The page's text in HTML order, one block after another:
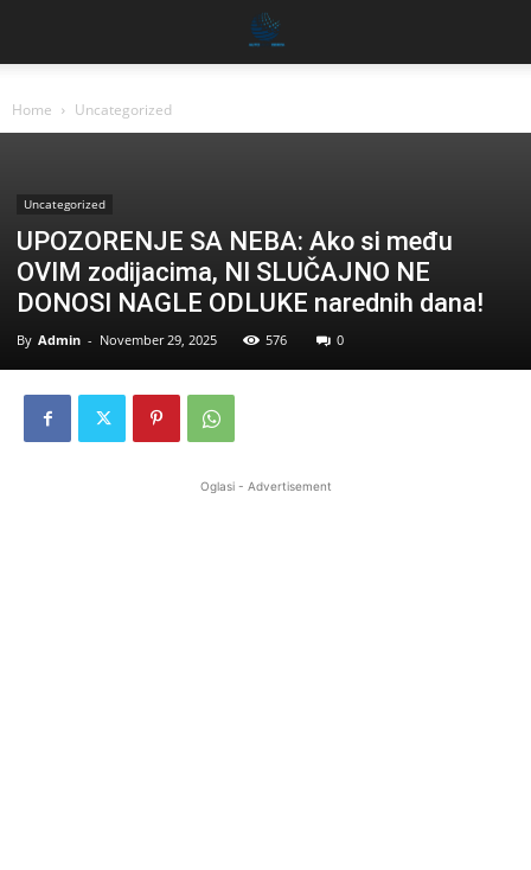
Home Uncategorized
Uncategorized
UPOZORENJE SA NEBA: Ako si među
OVIM zodijacima, NI SLUČAJNO NE
DONOSI NAGLE ODLUKE narednih dana!
By Admin - November 29, 2025 576 0
Oglasi - Advertisement